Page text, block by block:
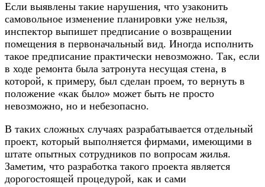
Если выявлены такие нарушения, что узаконить
самовольное изменение планировки уже нельзя,
инспектор выпишет предписание о возвращении
помещения в первоначальный вид. Иногда исполнить
такое предписание практически невозможно. Так, если
в ходе ремонта была затронута несущая стена, в
которой, к примеру, был сделан проем, то вернуть в
положение «как было» может быть не просто
невозможно, но и небезопасно.
В таких сложных случаях разрабатывается отдельный
проект, который выполняется фирмами, имеющими в
штате опытных сотрудников по вопросам жилья.
Заметим, что разработка такого проекта является
дорогостоящей процедурой, как и сами